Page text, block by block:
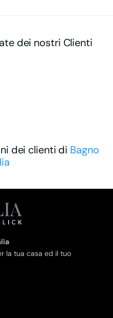
dei nostri Clienti
dei clienti di Bagno
la tua casa ed il tuo